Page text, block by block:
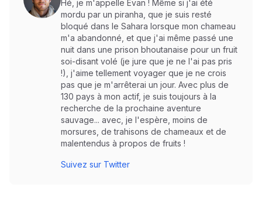
Hé, je m'appelle Evan ! Même si j'ai été
mordu par un piranha, que je suis resté
bloqué dans le Sahara lorsque mon chameau
m'a abandonné, et que j'ai même passé une
nuit dans une prison bhoutanaise pour un fruit
soi-disant volé (je jure que je ne l'ai pas pris
!), j'aime tellement voyager que je ne crois
pas que je m'arrêterai un jour. Avec plus de
130 pays à mon actif, je suis toujours à la
recherche de la prochaine aventure
sauvage... avec, je l'espère, moins de
morsures, de trahisons de chameaux et de
malentendus à propos de fruits !
Suivez sur Twitter